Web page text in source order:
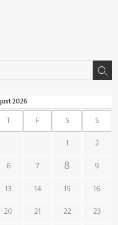
2026
F S S
1 2
6 7 8 9
13 14 15 16
20 21 22 23